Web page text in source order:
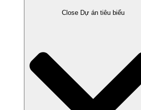
Close Dự án tiêu biểu